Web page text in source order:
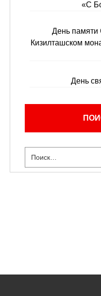
«С
День памяти
Кизилташском
День